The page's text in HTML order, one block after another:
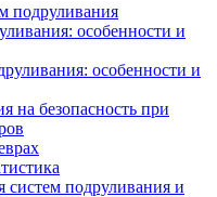
подруливания
особенности и
особенности и
на безопасность при
систем подруливания и